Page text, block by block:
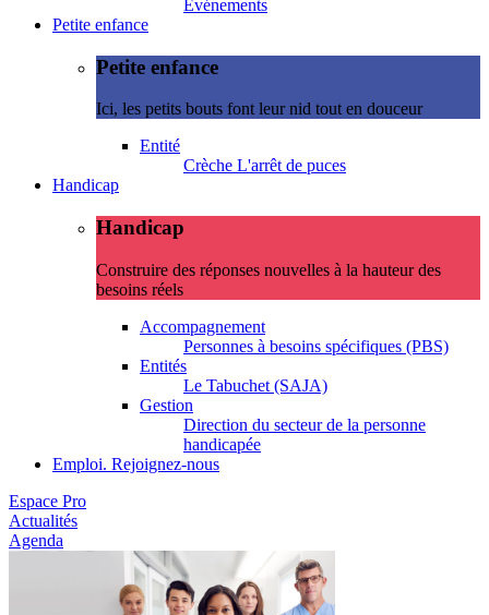
Evénements
Petite enfance
Petite enfance
Ici, les petits bouts font leur nid tout en douceur
Entité
Crèche L'arrêt de puces
Handicap
Handicap
Construire des réponses nouvelles à la hauteur des
besoins réels
Accompagnement
Personnes à besoins spécifiques (PBS)
Entités
Le Tabuchet (SAJA)
Gestion
Direction du secteur de la personne
handicapée
Emploi. Rejoignez-nous
Espace Pro
Actualités
Agenda